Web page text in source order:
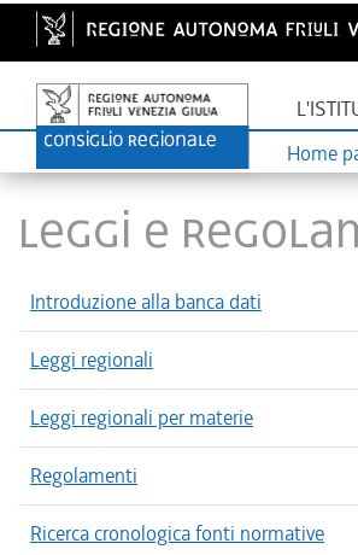
Home
LEGGI E
Introduzione alla banca dati
Leggi regionali
Leggi regionali per materie
Regolamenti
Ricerca cronologica fonti normative